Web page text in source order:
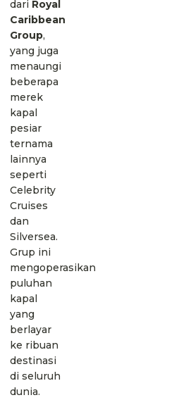
dari Royal
Caribbean
Group,
yang juga
menaungi
beberapa
merek
kapal
pesiar
ternama
lainnya
seperti
Celebrity
Cruises
dan
Silversea.
Grup ini
mengoperasikan
puluhan
kapal
yang
berlayar
ke ribuan
destinasi
di seluruh
dunia.